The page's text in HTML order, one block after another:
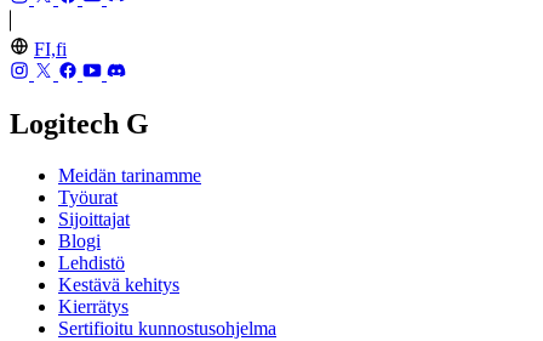
FI,fi
Logitech G
Meidän tarinamme
Työurat
Sijoittajat
Blogi
Lehdistö
Kestävä kehitys
Kierrätys
Sertifioitu kunnostusohjelma